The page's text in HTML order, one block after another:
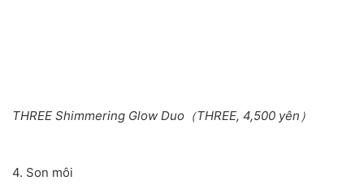
THREE Shimmering Glow Duo（THREE, 4,500 yên）
4. Son môi